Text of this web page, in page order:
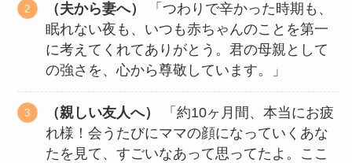
（夫から妻へ）
「つわりで辛かった時期も、
眠れない夜も、いつも赤ちゃんのことを第一
に考えてくれてありがとう。君の母親として
の強さを、心から尊敬しています。」
（親しい友人へ）
「約10ヶ月間、本当にお疲
れ様！会うたびにママの顔になっていくあな
たを見て、すごいなあって思ってたよ。ここ